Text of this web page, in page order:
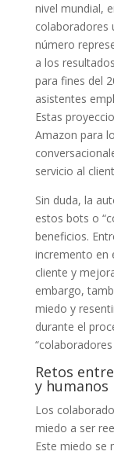
nivel mundial,
colaboradores
número
a los
para fines del
asistentes
Estas
Amazon para
servicio al
Sin duda, la
estos bots o
beneficios.
incremento en
cliente y
embargo,
miedo y
durante el
“colaboradores
Retos
y humanos
Los
miedo a ser
Este miedo se